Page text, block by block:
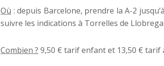
Où : depuis Barcelone, prendre la A-2
suivre les indications à Torrelles de
Combien ? 9,50 € tarif enfant et 13,50 € tarif